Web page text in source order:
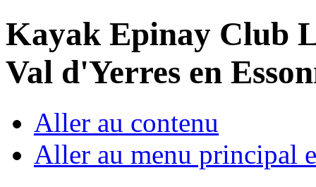
Kayak Epinay Club
Val d'Yerres en
Aller au contenu
Aller au menu principal